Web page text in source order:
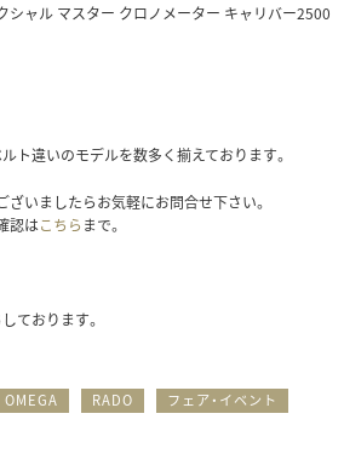
シャル マスター クロノメーター キャリバー2500
ト違いのモデルを数多く揃えております。
ざいましたらお気軽にお問合せ下さい。
認はこちら まで。
ております。
OMEGA RADO フェア・イベント